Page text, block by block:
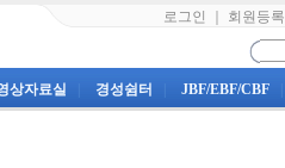
로그인 회원등록
상자료실 경성쉼터 JBF/EBF/CBF